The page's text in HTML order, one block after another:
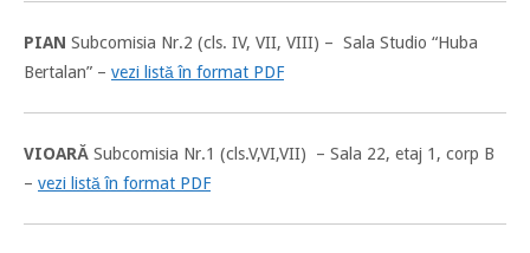
PIAN Subcomisia Nr.2 (cls. IV, VII, VIII) – Sala Studio “Huba
Bertalan” – vezi listă în format PDF
VIOARĂ Subcomisia Nr.1 (cls.V,VI,VII) – Sala 22, etaj 1, corp B
– vezi listă în format PDF